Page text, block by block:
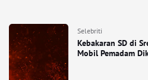
Selebriti
Kebakaran SD di
Mobil Pemadam